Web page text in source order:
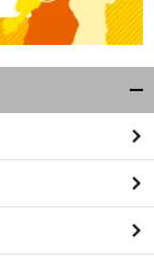
閉
る